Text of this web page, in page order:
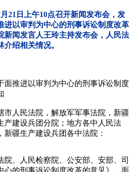
21日上午10点召开新闻发布会，发
进以审判为中心的刑事诉讼制度改革
新闻发言人王玲主持发布会，人民法
绍相关情况。
推进以审判为中心的刑事诉讼制度
人民法院，解放军军事法院，新疆
产建设兵团分院；地方各中人民法
新疆生产建设兵团各中法院：
、人民检察院、公安部、安部、司
心的刑事诉讼制度改革的意见》，面